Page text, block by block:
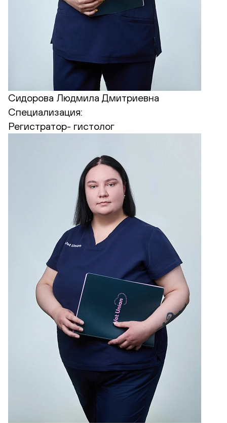
Сидорова Людмила Дмитриевна
Специализация:
Регистратор- гистолог